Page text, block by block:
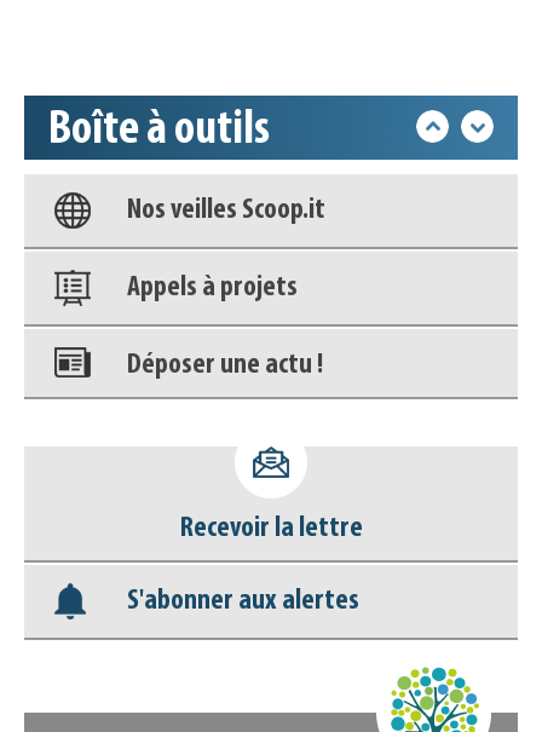
Boîte à outils
Base documentaire
Nos veilles Scoop.it
Appels à projets
Déposer une actu !
déconnecter)
Base documentaire
Nos veilles Scoop.it
Recevoir la lettre
S'abonner aux alertes